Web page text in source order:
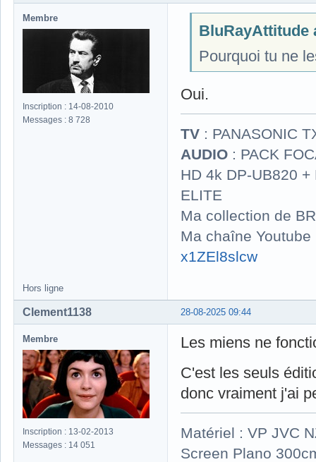
Membre
Inscription : 14-08-2010
Messages : 8 728
BluRayAttitude
Pourquoi tu ne
Oui.
TV : PANASONIC
AUDIO : PACK
HD 4k DP-UB820
ELITE
Ma collection de
Ma chaîne
x1ZEl8slcw
Hors ligne
28-08-2025 09:44
Clement1138
Membre
Inscription : 13-02-2013
Messages : 14 051
Les miens ne
C'est les seuls
donc vraiment j'ai
Matériel : VP JVC
Screen Plano